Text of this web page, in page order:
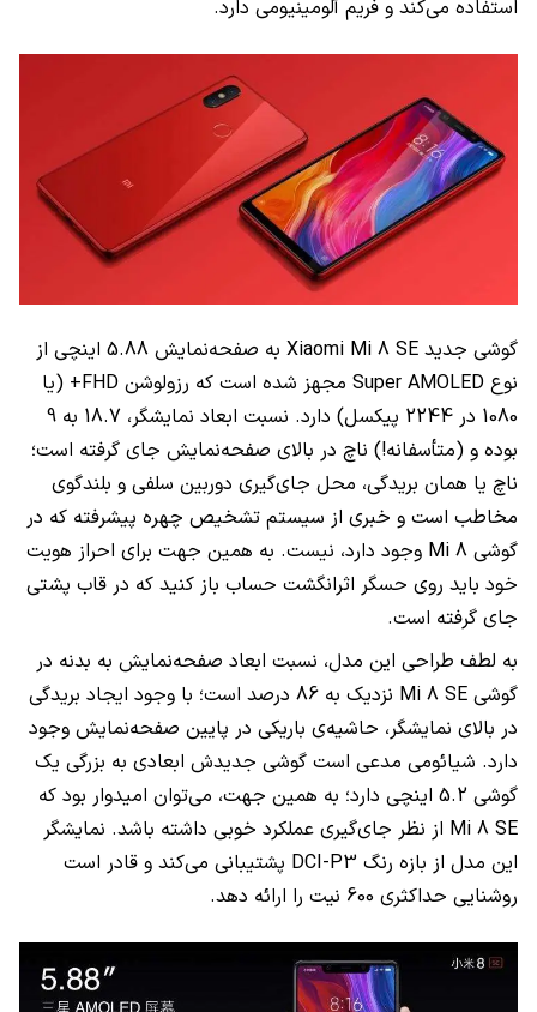
استفاده می‌کند و فریم آلومینیومی دارد.
گوشی جدید Xiaomi Mi 8 SE به صفحه‌نمایش 5.88 اینچی از
نوع Super AMOLED مجهز شده است که رزولوشن FHD+ (یا
1080 در 2244 پیکسل) دارد. نسبت ابعاد نمایشگر، 18.7 به 9
بوده و (متأسفانه!) ناچ در بالای صفحه‌نمایش جای گرفته است؛
ناچ یا همان بریدگی، محل جای‌گیری دوربین سلفی و بلندگوی
مخاطب است و خبری از سیستم تشخیص چهره پیشرفته که در
گوشی Mi 8 وجود دارد، نیست. به همین جهت برای احراز هویت
خود باید روی حسگر اثرانگشت حساب باز کنید که در قاب پشتی
جای گرفته است.
به لطف طراحی این مدل، نسبت ابعاد صفحه‌نمایش به بدنه در
گوشی Mi 8 SE نزدیک به 86 درصد است؛ با وجود ایجاد بریدگی
در بالای نمایشگر، حاشیه‌ی باریکی در پایین صفحه‌نمایش وجود
دارد. شیائومی مدعی است گوشی جدیدش ابعادی به بزرگی یک
گوشی 5.2 اینچی دارد؛ به همین جهت، می‌توان امیدوار بود که
Mi 8 SE از نظر جای‌گیری عملکرد خوبی داشته باشد. نمایشگر
این مدل از بازه رنگ DCI-P3 پشتیبانی می‌کند و قادر است
روشنایی حداکثری 600 نیت را ارائه دهد.